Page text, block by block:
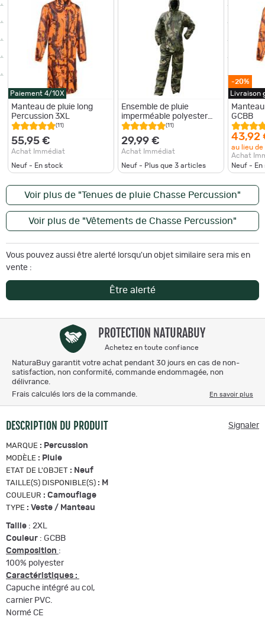
Paiement 4/10X
Manteau de pluie long
Percussion 3XL
(11)
55,95 €
Achat Immédiat
Neuf - En stock
Ensemble de pluie
imperméable polyester
camo CE M à 3XL
Camouflage M
(11)
29,99 €
Achat Immédiat
Neuf - Plus que 3 articles
-20%
Livraison
GCBB
43,92
au lieu de
Achat
Neuf - En
Voir plus de "Tenues de pluie Chasse Percussion"
Voir plus de "Vêtements de Chasse Percussion"
Vous pouvez aussi être alerté lorsqu'un objet similaire sera mis en
vente :
Être alerté
PROTECTION NATURABUY
Achetez en toute confiance
NaturaBuy garantit votre achat pendant 30 jours en cas de non-
satisfaction, non conformité, commande endommagée, non
délivrance.
Frais calculés lors de la commande.
En savoir plus
DESCRIPTION DU PRODUIT Signaler
MARQUE : Percussion
MODÈLE : Pluie
ETAT DE L'OBJET : Neuf
TAILLE(S) DISPONIBLE(S) : M
COULEUR : Camouflage
TYPE : Veste / Manteau
Taille : 2XL
Couleur : GCBB
Composition :
100% polyester
Caractéristiques :
Capuche intégré au col,
carnier PVC.
Normé CE